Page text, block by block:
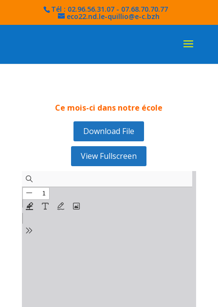
Tél : 02.96.56.31.07 - 07.68.70.70.77
eco22.nd.le-quillio@e-c.bzh
Ce mois-ci dans notre école
Download File
View Fullscreen